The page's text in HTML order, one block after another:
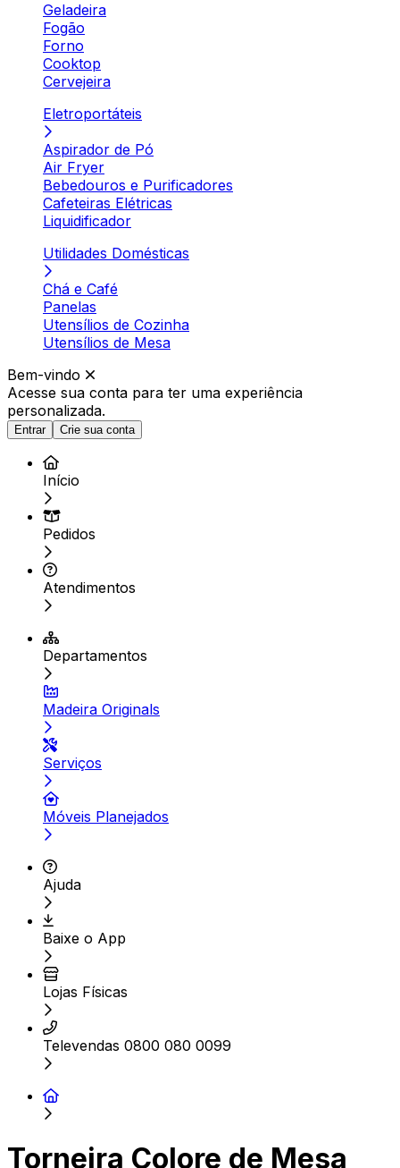
Geladeira
Fogão
Forno
Cooktop
Cervejeira
Eletroportáteis
Aspirador de Pó
Air Fryer
Bebedouros e Purificadores
Cafeteiras Elétricas
Liquidificador
Utilidades Domésticas
Chá e Café
Panelas
Utensílios de Cozinha
Utensílios de Mesa
Bem-vindo
Acesse sua conta para ter uma experiência
personalizada.
Entrar Crie sua conta
Início
Pedidos
Atendimentos
Departamentos
Madeira Originals
Serviços
Móveis Planejados
Ajuda
Baixe o App
Lojas Físicas
Televendas 0800 080 0099
Torneira Colore de Mesa